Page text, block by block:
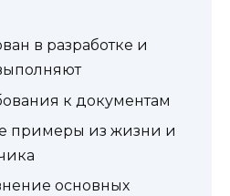
в разработке и
к документам
примеры из жизни и
основных